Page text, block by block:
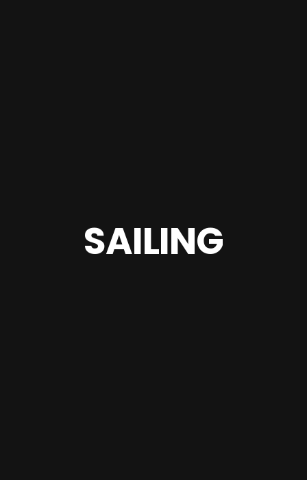
SAILING